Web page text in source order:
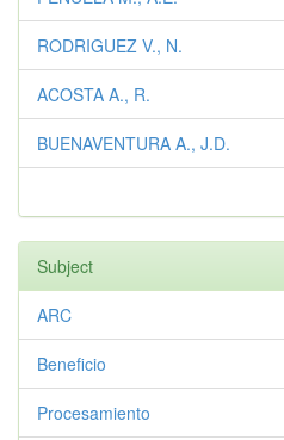
RODRIGUEZ V., N.
ACOSTA A., R.
BUENAVENTURA A., J.D.
Subject
ARC
Beneficio
Procesamiento